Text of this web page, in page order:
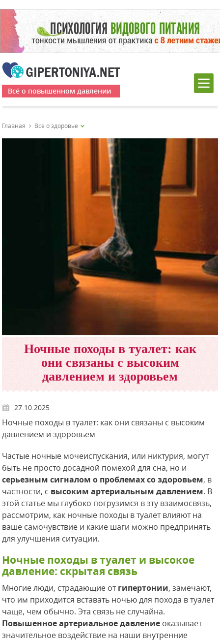
Всё о повышенном давлении
Главная Все о здоровье
Ночные походы в туалет: как
они связаны с высоким
давлением и здоровьем
27.10.2025
Ночные походы в туалет: как они связаны с высоким
давлением и здоровьем
Частые ночные мочеиспускания, или никтурия, могут
быть не просто досадной помехой для сна, но и
серьезным сигналом о проблемах со здоровьем, в
частности, с высоким артериальным давлением. В
этой статье мы глубоко погрузимся в эту взаимосвязь,
рассмотрим, как ночные походы в туалет влияют на
ваше самочувствие и какие шаги можно предпринять
для улучшения ситуации.
Ночные походы в туалет и высокое
давление: скрытая связь
Многие люди, страдающие отгипертонии, замечают,
что им приходится вставать ночью для похода в туалет
чаще, чем обычно. Эта связь не случайна.
Повышенное артериальное давление оказывает
значительное воздействие на наши внутренние